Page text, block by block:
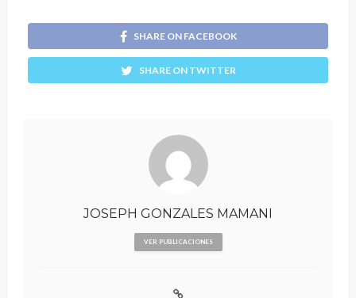
SHARE ON FACEBOOK
SHARE ON TWITTER
JOSEPH GONZALES MAMANI
VER PUBLICACIONES